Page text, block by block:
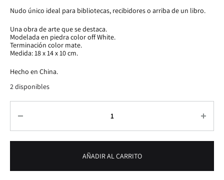
Nudo único ideal para bibliotecas, recibidores o arriba de un libro.
Una obra de arte que se destaca.
Modelada en piedra color off White.
Terminación color mate.
Medida: 18 x 14 x 10 cm.
Hecho en China.
2 disponibles
AÑADIR AL CARRITO